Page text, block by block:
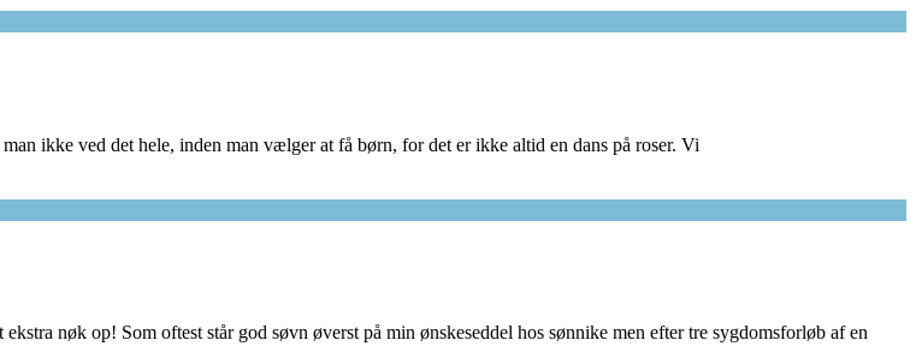
ikke ved det hele, inden man vælger at få børn, for det er ikke altid en dans på roser. Vi
nøk op! Som oftest står god søvn øverst på min ønskeseddel hos sønnike men efter tre sygdomsforløb af en